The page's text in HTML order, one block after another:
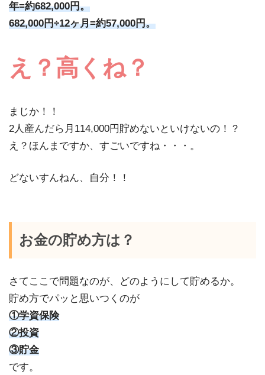
年=約682,000円。
682,000円÷12ヶ月=約57,000円。
え？高くね？
まじか！！
2人産んだら月114,000円貯めないといけないの！？
え？ほんまですか、すごいですね・・・。
どないすんねん、自分！！
お金の貯め方は？
さてここで問題なのが、どのようにして貯めるか。
貯め方でパッと思いつくのが
①学資保険
②投資
③貯金
です。